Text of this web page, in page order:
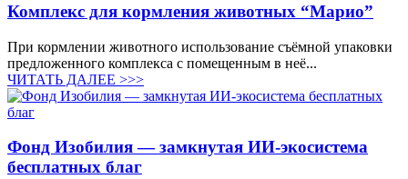
Комплекс для кормления животных “Марио”
При кормлении животного использование съёмной упаковки
предложенного комплекса с помещенным в неё...
ЧИТАТЬ ДАЛЕЕ >>>
Фонд Изобилия — замкнутая ИИ-экосистема
бесплатных благ